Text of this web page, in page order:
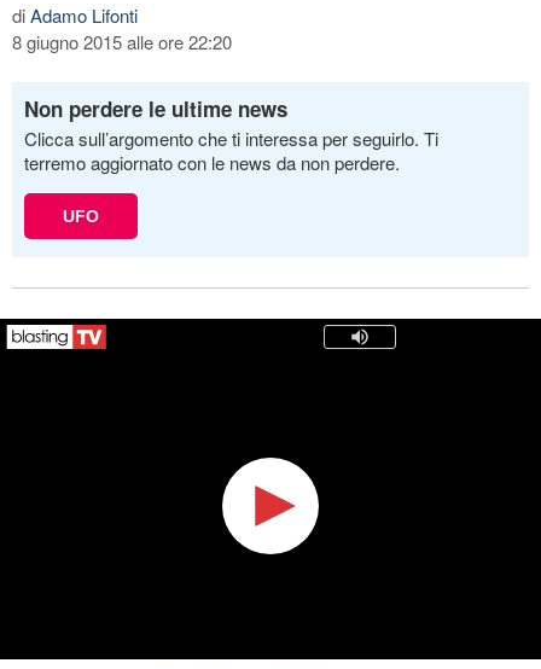
diAdamo Lifonti
8 giugno 2015 alle ore 22:20
Non perdere le ultime news
Clicca sull’argomento che ti interessa per seguirlo. Ti
terremo aggiornato con le news da non perdere.
UFO